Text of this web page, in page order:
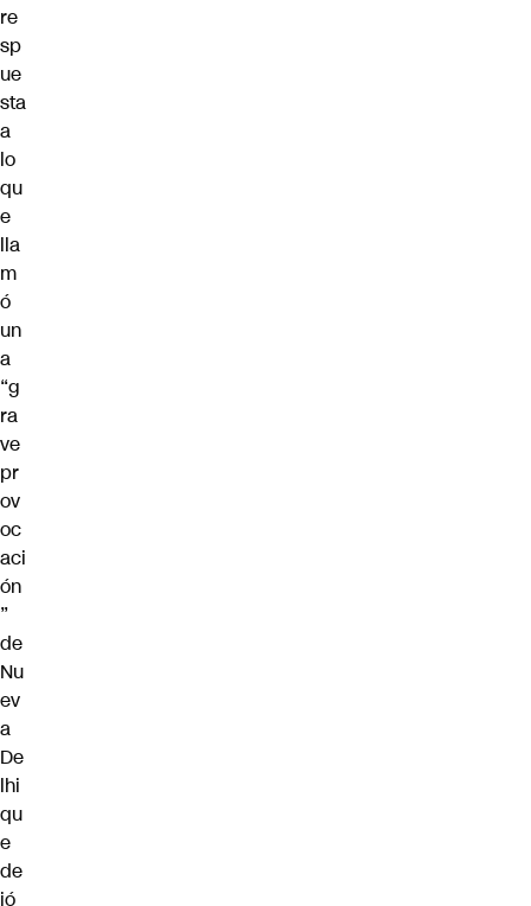
re
sp
ue
sta
a
lo
qu
e
lla
m
ó
un
a
“g
ra
ve
pr
ov
oc
aci
ón
”
de
Nu
ev
a
De
lhi
qu
e
de
jó